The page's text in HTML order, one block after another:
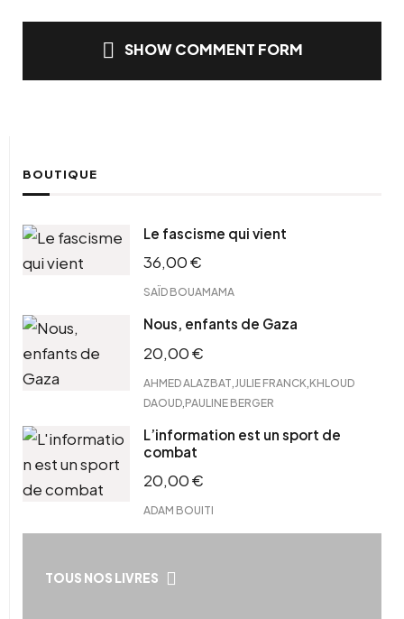
SHOW COMMENT FORM
BOUTIQUE
Le fascisme qui vient
36,00€
SAÏD BOUAMAMA
Nous, enfants de Gaza
20,00€
AHMED ALAZBAT JULIE FRANCK KHLOUD
DAOUD PAULINE BERGER
L’information est un sport de
combat
20,00€
ADAM BOUITI
TOUS NOS LIVRES